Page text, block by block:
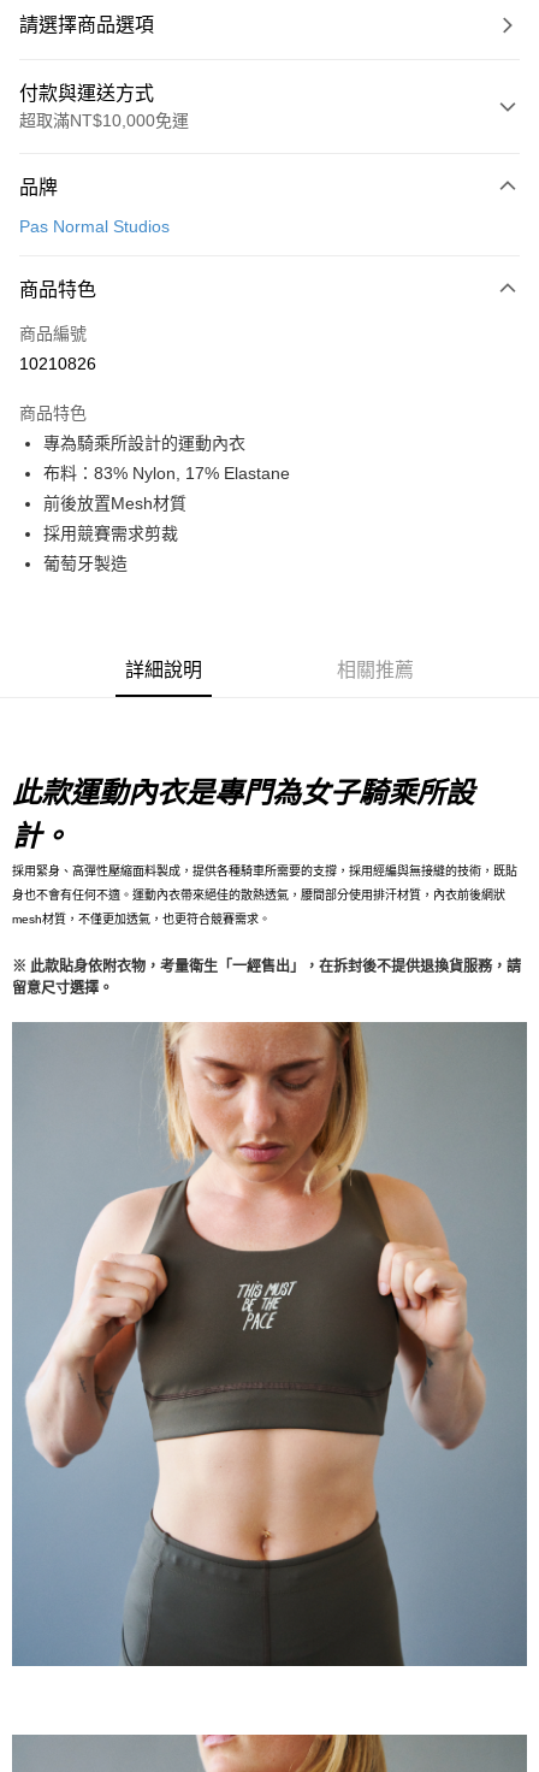
請選擇商品選項
付款與運送方式
超取滿NT$10,000免運
信用卡一次付款
LINE Pay
Apple Pay
運送方式
全家店到店
每筆NT$80，滿NT$10,000(含以上)免運費
付款後全家取貨
每筆NT$80，滿NT$10,000(含以上)免運費
宅配
每筆NT$130，滿NT$10,000(含以上)免運費
品牌
Pas Normal Studios
商品特色
商品編號
10210826
商品特色
專為騎乘所設計的運動內衣
布料：83% Nylon, 17% Elastane
前後放置Mesh材質
採用競賽需求剪裁
葡萄牙製造
詳細說明 相關推薦
此款運動內衣是專門為女子騎乘所設
採用緊身、高彈性壓縮面料製成，提供各種騎車所需要的支撐，採用經編與無接縫的技術，既貼
身也不會有任何不適。運動內衣帶來絕佳的散熱透氣，腰間部分使用排汗材質，內衣前後網狀
mesh材質，不僅更加透氣，也更符合競賽需求。
※ 此款貼身依附衣物，考量衛生「一經售出」，在拆封後不提供退換貨服務，請
留意尺寸選擇。